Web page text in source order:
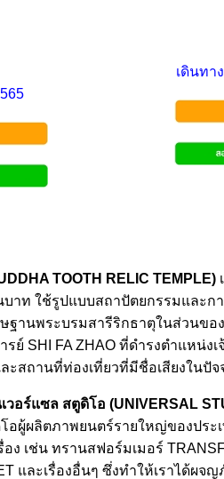
เดินทา
TOOTH RELIC TEMPLE)
าท ใช้รูปแบบสถาปัตยกรรมและ
ฐานพระบรมสารีริกธาตุในส่วนข
ย์ SHI FA ZHAO ที่ดำรงตำแหน่
ะสถานที่ท่องเที่ยวที่มีชื่อเสียงในปัจ
อร์แซล สตูดิโอ (UNIVERSAL
อผู้ผลิตภาพยนตร์รายใหญ่ของปร
ง เช่น ทรานสฟอร์มเมอร์
และเรื่องอื่นๆ ซึ่งทำให้เราได้ผ